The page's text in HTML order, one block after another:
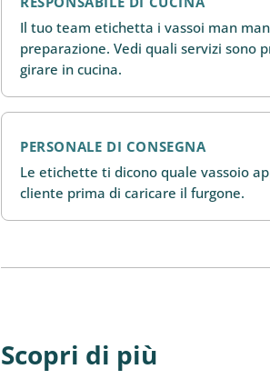
Il tuo team etichetta i vassoi man
preparazione. Vedi quali servizi sono
girare in cucina.
PERSONALE DI CONSEGNA
Le etichette ti dicono quale vassoio
cliente prima di caricare il furgone.
Scopri di più